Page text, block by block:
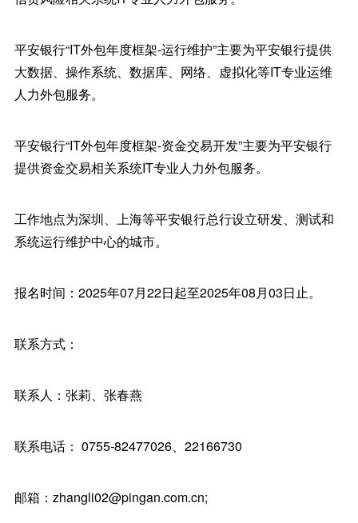
平安银行“IT外包年度框架-运行维护”主要为平安银行提供
大数据、操作系统、数据库、网络、虚拟化等IT专业运维
人力外包服务。
平安银行“IT外包年度框架-资金交易开发”主要为平安银行
提供资金交易相关系统IT专业人力外包服务。
工作地点为深圳、上海等平安银行总行设立研发、测试和
系统运行维护中心的城市。
报名时间：2025年07月22日起至2025年08月03日止。
联系方式：
联系人：张莉、张春燕
联系电话： 0755-82477026、22166730
邮箱：zhangli02@pingan.com.cn;